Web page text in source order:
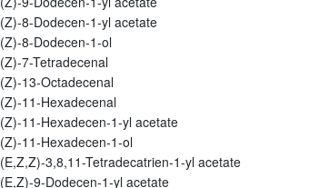
(Z)-8-Dodecen-1-yl acetate
(Z)-8-Dodecen-1-ol
(Z)-7-Tetradecenal
(Z)-13-Octadecenal
(Z)-11-Hexadecenal
(Z)-11-Hexadecen-1-yl acetate
(Z)-11-Hexadecen-1-ol
(E,Z,Z)-3,8,11-Tetradecatrien-1-yl acetate
(E,Z)-9-Dodecen-1-yl acetate